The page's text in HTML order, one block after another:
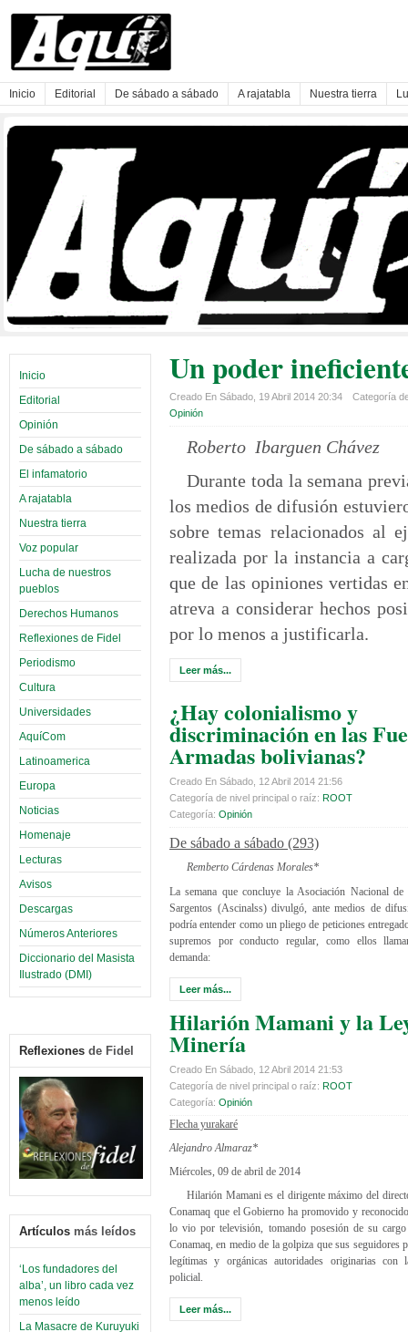
Inicio Editorial De sábado a sábado A rajatabla Nuestra tierra
Inicio
Editorial
Opinión
De sábado a sábado
El infamatorio
A rajatabla
Nuestra tierra
Voz popular
Lucha de nuestros
pueblos
Derechos Humanos
Reflexiones de Fidel
Periodismo
Cultura
Universidades
AquíCom
Latinoamerica
Europa
Noticias
Homenaje
Lecturas
Avisos
Descargas
Números Anteriores
Diccionario del Masista
Ilustrado (DMI)
Reflexiones de Fidel
Artículos más leídos
‘Los fundadores del
alba’, un libro cada vez
menos leído
La Masacre de Kuruyuki
Un poder
Creado En Sábado, 19 Abril 2014 20:34
Categoría
Opinión
Roberto Ibarguen Chávez
Durante toda la semana
los medios de difusión
sobre temas relacionados
realizada por la instancia a
que de las opiniones vertidas
atreva a considerar hechos
por lo menos a justificarla.
Leer más...
¿Hay colonialismo y
discriminación en las
Armadas bolivianas?
Creado En Sábado, 12 Abril 2014 21:56
Categoría de nivel principal o raíz: ROOT
Categoría: Opinión
De sábado a sábado (293)
Remberto Cárdenas Morales*
La semana que concluye la Asociación Nacional
Sargentos (Ascinalss) divulgó, ante medios de
podría entender como un pliego de peticiones
supremos por conducto regular, como ellos
demanda:
Leer más...
Hilarión Mamani y la
Minería
Creado En Sábado, 12 Abril 2014 21:53
Categoría de nivel principal o raíz: ROOT
Categoría: Opinión
Flecha yurakaré
Alejandro Almaraz*
Miércoles, 09 de abril de 2014
Hilarión Mamani es el dirigente máximo del
Conamaq que el Gobierno ha promovido y
lo vio por televisión, tomando posesión de su
Conamaq, en medio de la golpiza que sus seguidores
legítimas y orgánicas autoridades originarias con
policial.
Leer más...